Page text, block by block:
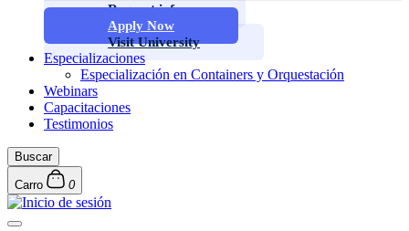
Request info
Apply Now
Visit University
Especializaciones
Especialización en Containers y Orquestación
Webinars
Capacitaciones
Testimonios
Buscar
Carro 0